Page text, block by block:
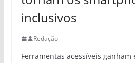
inclusivos
Redação
Ferramentas acessíveis ganham